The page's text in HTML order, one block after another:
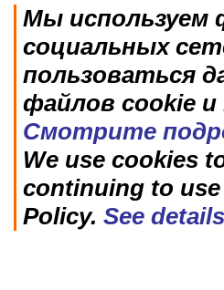
Мы используем
социальных
пользоваться
файлов cookie
Смотрите
We use cookies
continuing to
Policy. See details